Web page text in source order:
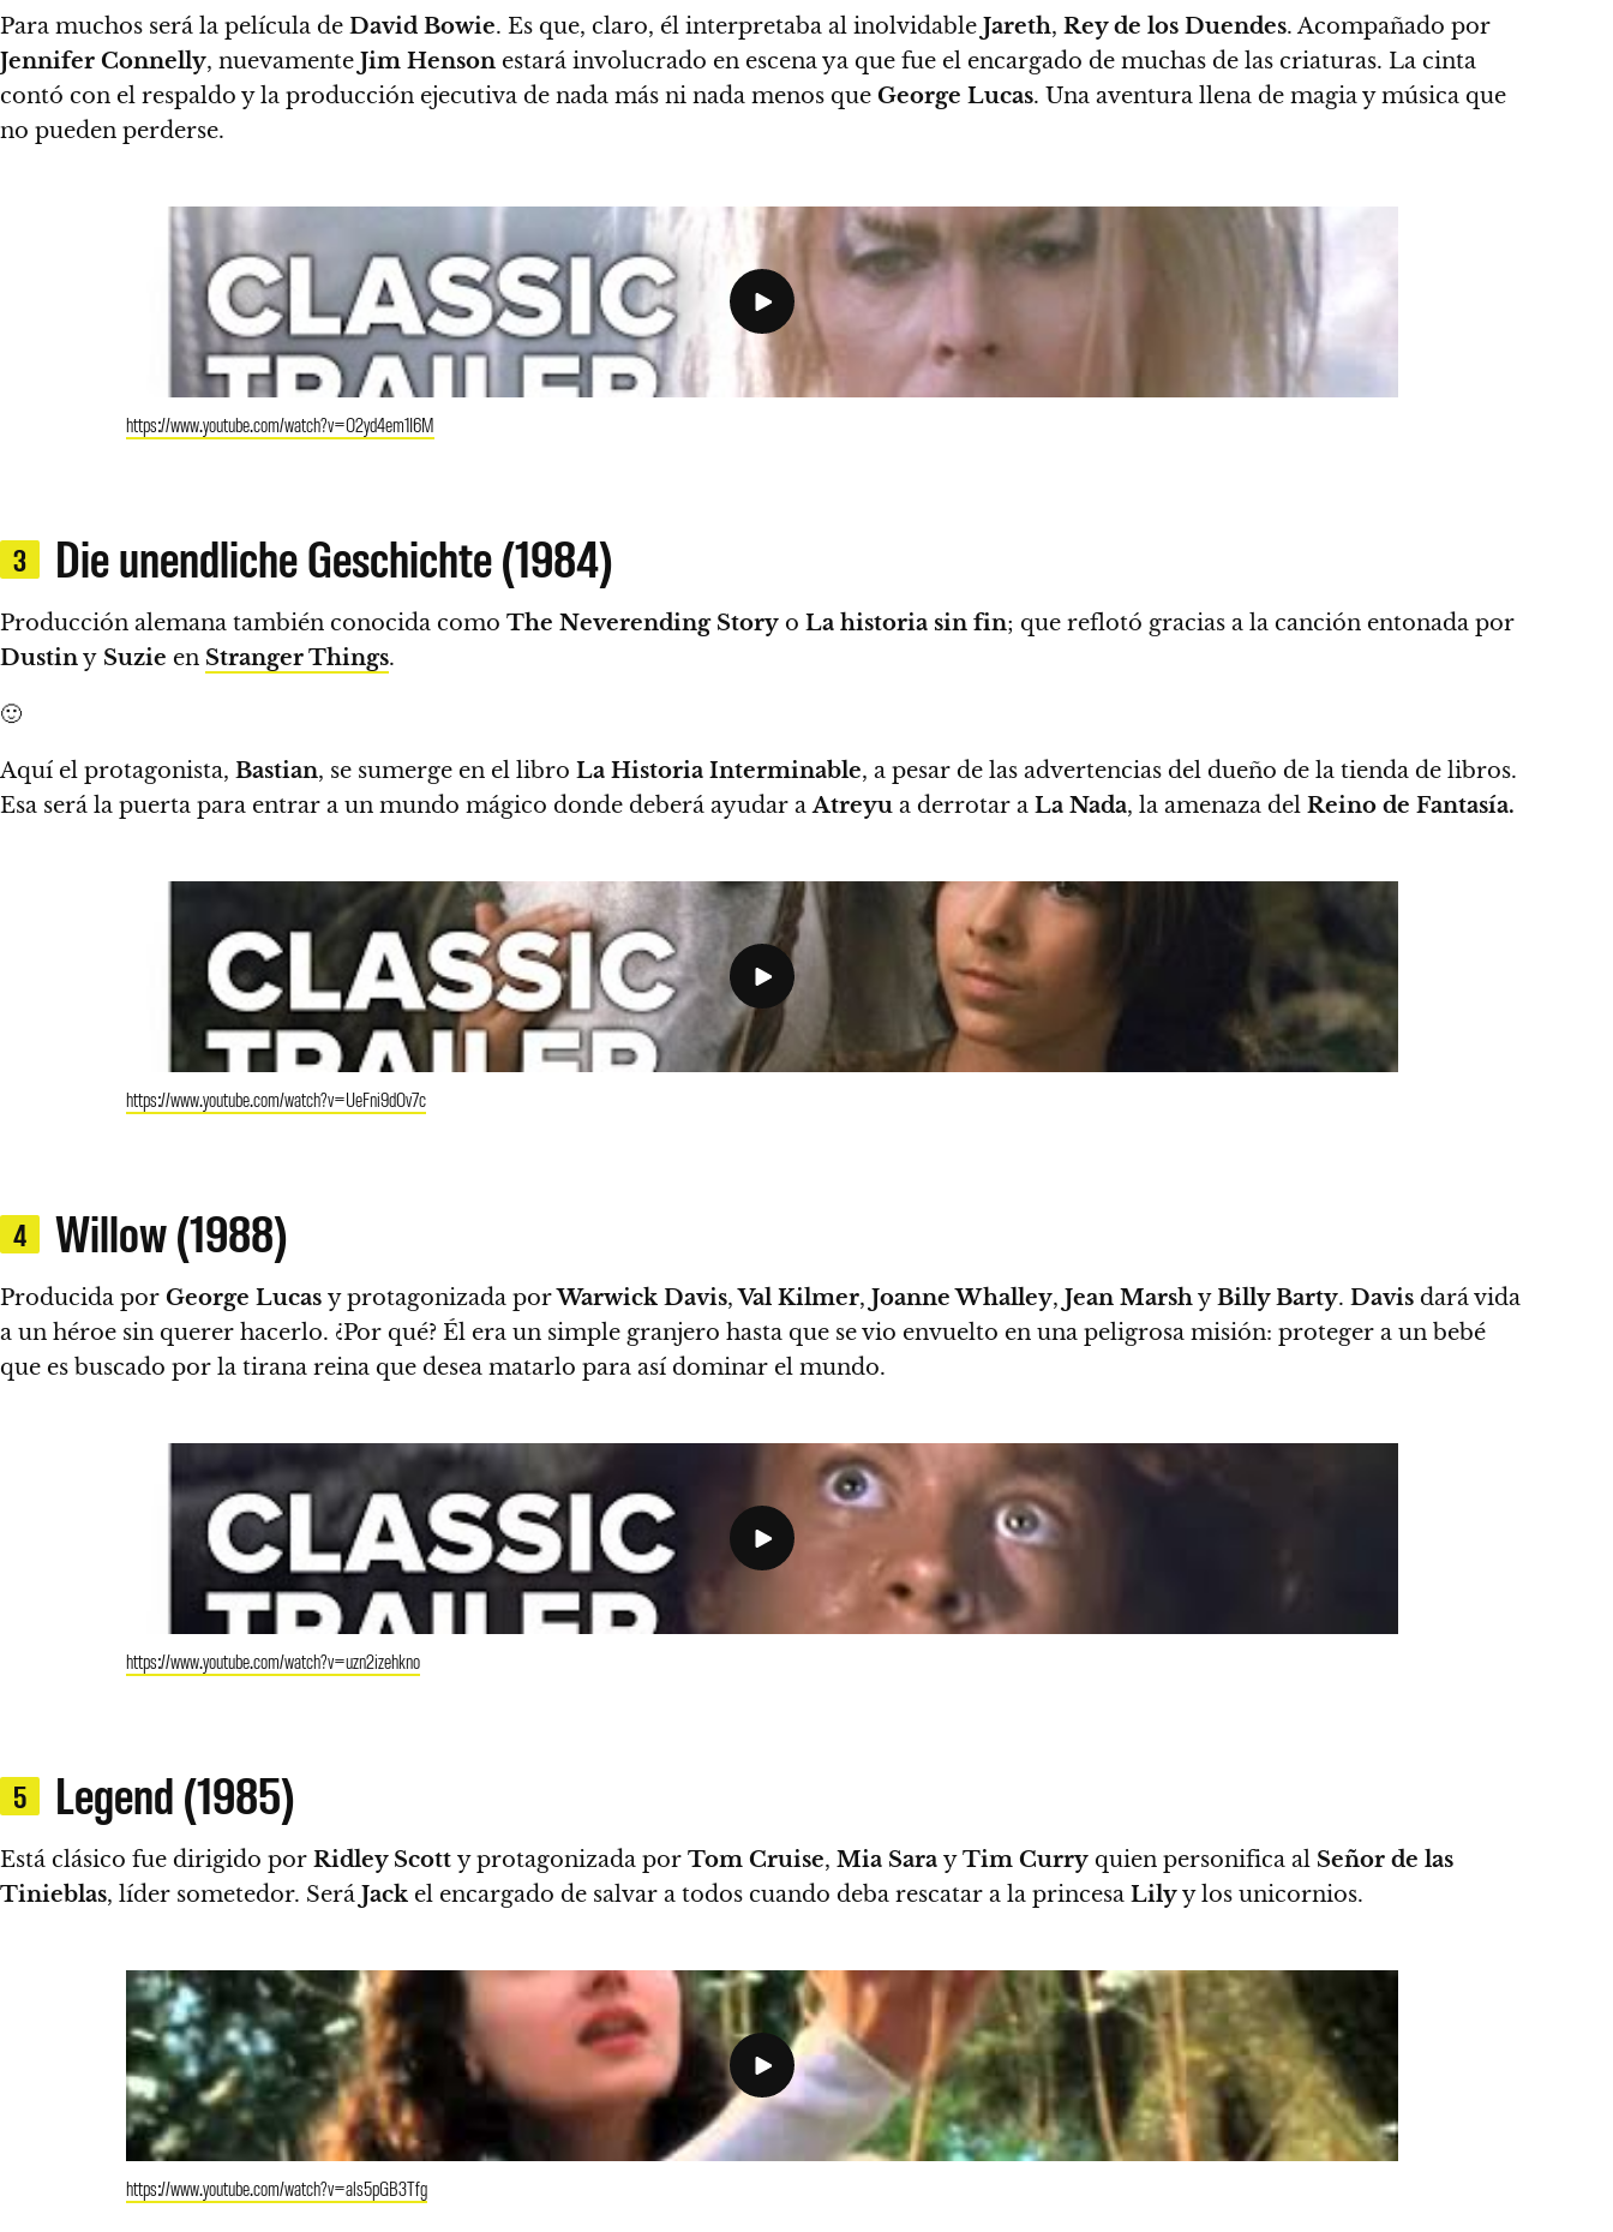
Para muchos será la película de David Bowie. Es que, claro, él interpretaba al inolvidable Jareth, Rey de los Duendes. Acompañado por
Jennifer Connelly, nuevamente Jim Henson estará involucrado en escena ya que fue el encargado de muchas de las criaturas. La cinta
contó con el respaldo y la producción ejecutiva de nada más ni nada menos que George Lucas. Una aventura llena de magia y música que
no pueden perderse.
https://www.youtube.com/watch?v=O2yd4em1I6M
3 Die unendliche Geschichte (1984)
Producción alemana también conocida como The Neverending Story o La historia sin fin; que reflotó gracias a la canción entonada por
Dustiny Suzie en Stranger Things.
🙂
Aquí el protagonista, Bastian, se sumerge en el libro La Historia Interminable, a pesar de las advertencias del dueño de la tienda de libros.
Esa será la puerta para entrar a un mundo mágico donde deberá ayudar aAtreyu a derrotar a La Nada, la amenaza del Reino de Fantasía.
https://www.youtube.com/watch?v=UeFni9dOv7c
4 Willow (1988)
Producida por George Lucas y protagonizada porWarwick Davis,Val Kilmer, Joanne Whalley, Jean MarshyBilly Barty. Davis dará vida
a un héroe sin querer hacerlo. ¿Por qué? Él era un simple granjero hasta que se vio envuelto en una peligrosa misión: proteger a un bebé
que es buscado por la tirana reina que desea matarlo para así dominar el mundo.
https://www.youtube.com/watch?v=uzn2izehkno
5 Legend (1985)
Está clásico fue dirigido por Ridley Scott y protagonizada por Tom Cruise, Mia Sara yTim Curry quien personifica al Señor de las
Tinieblas, líder sometedor. Será Jack el encargado de salvar a todos cuando deba rescatar a la princesa Lilyy los unicornios.
https://www.youtube.com/watch?v=als5pGB3Tfg